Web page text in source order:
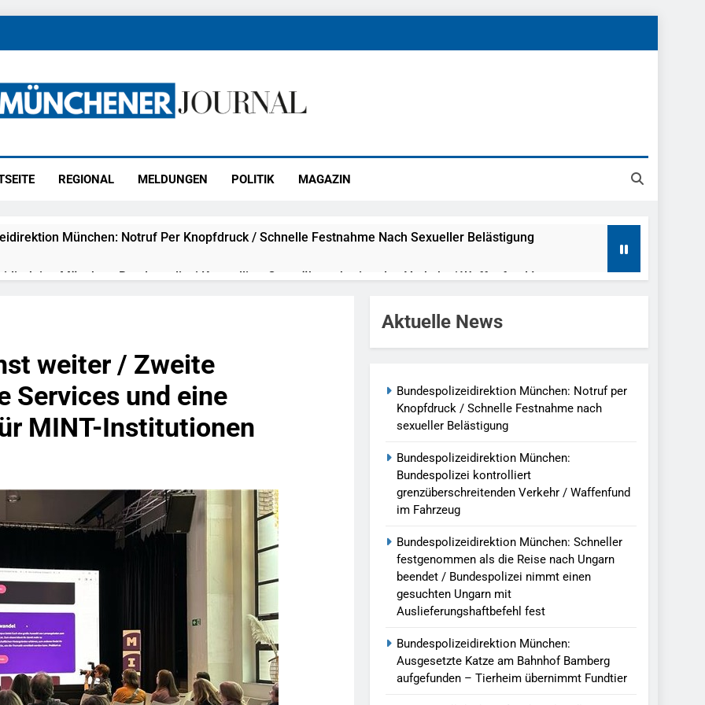
REGIONAL MELDUNGEN POLITIK MAGAZIN
München: Notruf Per Knopfdruck / Schnelle Festnahme Nach Sexueller Belästigung
München: Bundespolizei Kontrolliert Grenzüberschreitenden Verkehr / Waffenfund Im
München: Schneller Festgenommen Als Die Reise Nach Ungarn Beendet / Bundespolizei Nimmt
Auf: Schrotthändler Erschleicht Rund 45.000 Euro Sozialleistungen Ermittlungen Der Finanzkontrolle
München: Europaweit Gesuchtes Mitglied Einer Kriminellen Vereinigung Geht Ins Netz –
Europäischen Auslieferungshaftbefehl
München: Update Zu Den Einsatzmaßnahmen Der Bundespolizei In Saarbrücken
München: Beinahekollision An Bahnübergang In Aubing / Bundespolizei Ermittelt Wegen
In Den Bahnverkehr
München: Couragierte Zeugen Halten Tatverdächtigen Fest / Mann Nach Gleissturz Verletzt
In Stillgelegtem Bahngebäude (Sendling)
weiter / Zweite
Services und eine
MINT-Institutionen
Aktuelle News
Bundespolizeidirektion München: Notruf per
Knopfdruck / Schnelle Festnahme nach
sexueller Belästigung
Bundespolizeidirektion München:
Bundespolizei kontrolliert
grenzüberschreitenden Verkehr / Waffenfund
im Fahrzeug
Bundespolizeidirektion München: Schneller
festgenommen als die Reise nach Ungarn
beendet / Bundespolizei nimmt einen
gesuchten Ungarn mit
Auslieferungshaftbefehl fest
Bundespolizeidirektion München:
Ausgesetzte Katze am Bahnhof Bamberg
aufgefunden – Tierheim übernimmt Fundtier